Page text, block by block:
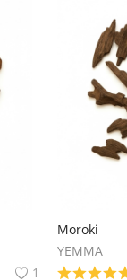
1
Moroki
YEMMA